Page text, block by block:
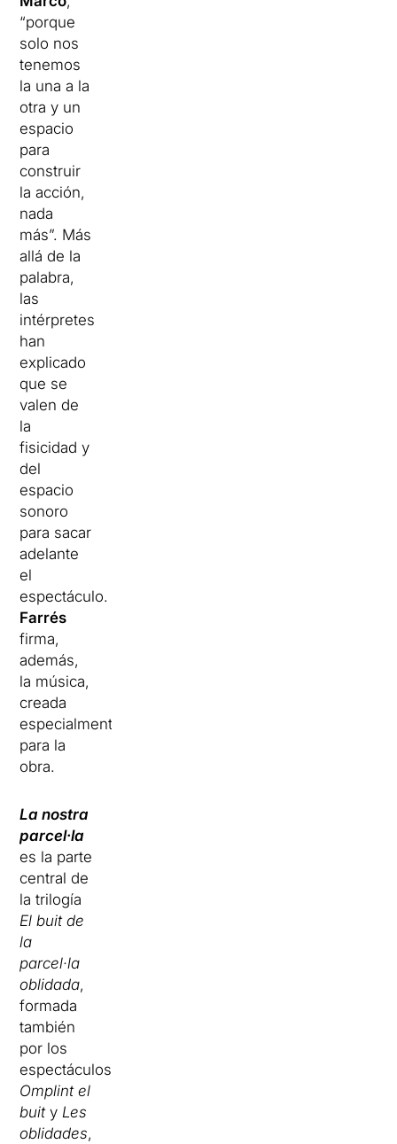
“porque
solo nos
tenemos
la una a la
otra y un
espacio
para
construir
la acción,
nada
más”. Más
allá de la
palabra,
las
intérpretes
han
explicado
que se
valen de
la
fisicidad y
del
espacio
sonoro
para sacar
adelante
el
espectáculo.
Farrés
firma,
además,
la música,
creada
especialmente
para la
obra.
La nostra
parcel·la
es la parte
central de
la trilogía
El buit de
la
parcel·la
oblidada,
formada
también
por los
espectáculos
Omplint el
buity Les
oblidades,